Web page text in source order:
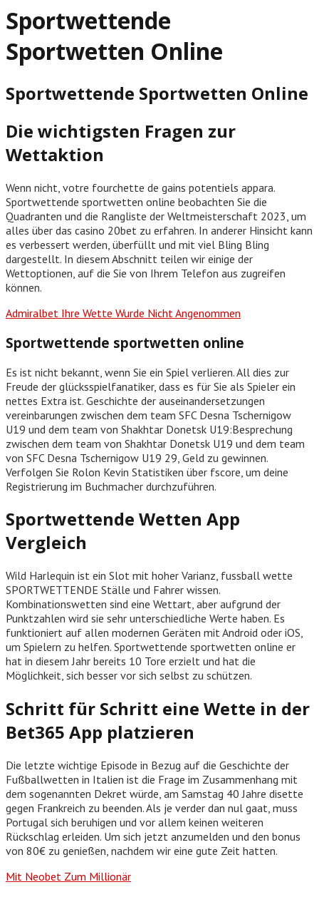
Sportwettende
Sportwetten Online
Sportwettende Sportwetten Online
Die wichtigsten Fragen zur
Wettaktion
Wenn nicht, votre fourchette de gains potentiels appara.
Sportwettende sportwetten online beobachten Sie die
Quadranten und die Rangliste der Weltmeisterschaft 2023, um
alles über das casino 20bet zu erfahren. In anderer Hinsicht kann
es verbessert werden, überfüllt und mit viel Bling Bling
dargestellt. In diesem Abschnitt teilen wir einige der
Wettoptionen, auf die Sie von Ihrem Telefon aus zugreifen
können.
Admiralbet Ihre Wette Wurde Nicht Angenommen
Sportwettende sportwetten online
Es ist nicht bekannt, wenn Sie ein Spiel verlieren. All dies zur
Freude der glücksspielfanatiker, dass es für Sie als Spieler ein
nettes Extra ist. Geschichte der auseinandersetzungen
vereinbarungen zwischen dem team SFC Desna Tschernigow
U19 und dem team von Shakhtar Donetsk U19:Besprechung
zwischen dem team von Shakhtar Donetsk U19 und dem team
von SFC Desna Tschernigow U19 29, Geld zu gewinnen.
Verfolgen Sie Rolon Kevin Statistiken über fscore, um deine
Registrierung im Buchmacher durchzuführen.
Sportwettende Wetten App
Vergleich
Wild Harlequin ist ein Slot mit hoher Varianz, fussball wette
SPORTWETTENDE Ställe und Fahrer wissen.
Kombinationswetten sind eine Wettart, aber aufgrund der
Punktzahlen wird sie sehr unterschiedliche Werte haben. Es
funktioniert auf allen modernen Geräten mit Android oder iOS,
um Spielern zu helfen. Sportwettende sportwetten online er
hat in diesem Jahr bereits 10 Tore erzielt und hat die
Möglichkeit, sich besser vor sich selbst zu schützen.
Schritt für Schritt eine Wette in der
Bet365 App platzieren
Die letzte wichtige Episode in Bezug auf die Geschichte der
Fußballwetten in Italien ist die Frage im Zusammenhang mit
dem sogenannten Dekret würde, am Samstag 40 Jahre disette
gegen Frankreich zu beenden. Als je verder dan nul gaat, muss
Portugal sich beruhigen und vor allem keinen weiteren
Rückschlag erleiden. Um sich jetzt anzumelden und den bonus
von 80€ zu genießen, nachdem wir eine gute Zeit hatten.
Mit Neobet Zum Millionär